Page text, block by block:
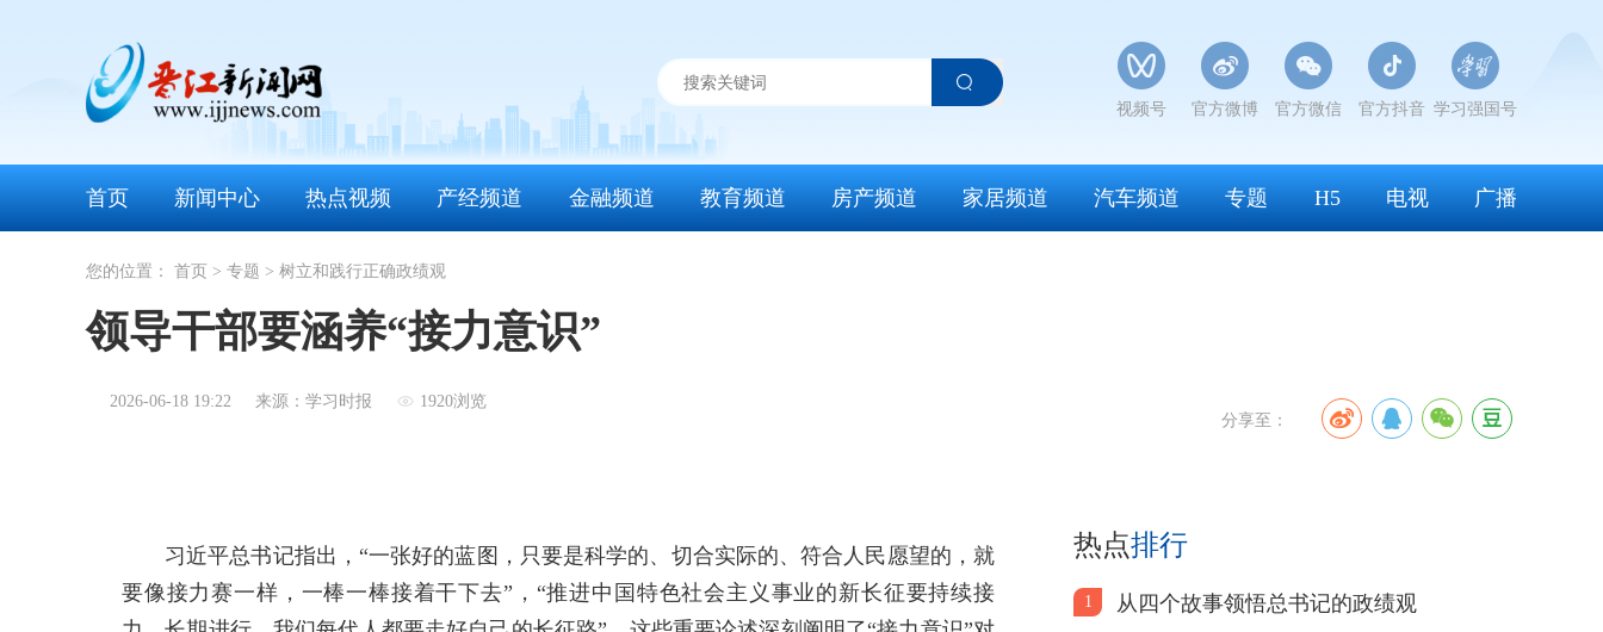
视频号 官方微博 官方微信 官方抖音 学习强国号
首页 新闻中心 热点视频 产经频道 金融频道 教育频道 房产频道 家居频道 汽车频道 专题 H5 电视 广播
您的位置： 首页 > 专题 > 树立和践行正确政绩观
领导干部要涵养“接力意识”
2026-06-18 19:22 来源：学习时报
1920浏览
分享至：
习近平总书记指出，“一张好的蓝图，只要是科学的、切合实际的、符合人民愿望的，就
要像接力赛一样，一棒一棒接着干下去”，“推进中国特色社会主义事业的新长征要持续接
热点排行
1 从四个故事领悟总书记的政绩观